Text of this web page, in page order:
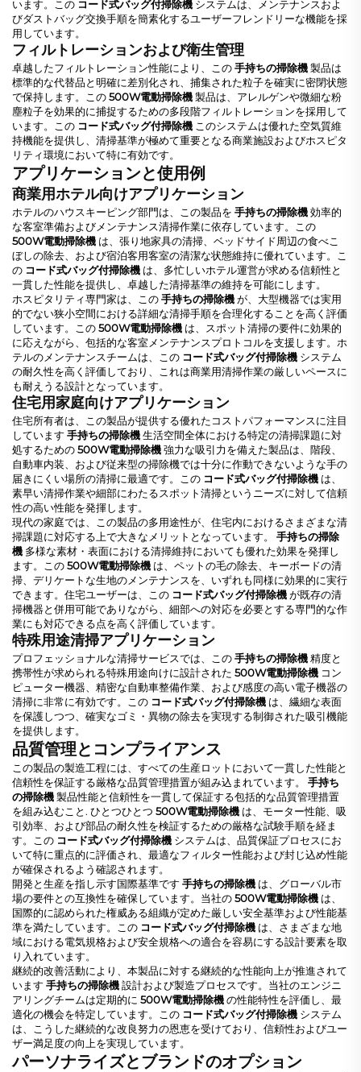
います。この コード式バッグ付掃除機 システムは、メンテナンスおよ
びダストバッグ交換手順を簡素化するユーザーフレンドリーな機能を採
用しています。
フィルトレーションおよび衛生管理
卓越したフィルトレーション性能により、この手持ちの掃除機製品は
標準的な代替品と明確に差別化され、捕集された粒子を確実に密閉状態
で保持します。この500W電動掃除機製品は、アレルゲンや微細な粉
塵粒子を効果的に捕捉するための多段階フィルトレーションを採用して
います。この コード式バッグ付掃除機 このシステムは優れた空気質維
持機能を提供し、清掃基準が極めて重要となる商業施設およびホスピタ
リティ環境において特に有効です。
アプリケーションと使用例
商業用ホテル向けアプリケーション
ホテルのハウスキーピング部門は、この製品を 手持ちの掃除機効率的
な客室準備およびメンテナンス清掃作業に依存しています。この
500W電動掃除機 は、張り地家具の清掃、ベッドサイド周辺の食べこ
ぼしの除去、および宿泊客用客室の清潔な状態維持に優れています。こ
の コード式バッグ付掃除機 は、多忙しいホテル運営が求める信頼性と
一貫した性能を提供し、卓越した清掃基準の維持を可能にします。
ホスピタリティ専門家は、この手持ちの掃除機が、大型機器では実用
的でない狭小空間における詳細な清掃手順を合理化することを高く評価
しています。この500W電動掃除機 は、スポット清掃の要件に効果的
に応えながら、包括的な客室メンテナンスプロトコルを支援します。ホ
テルのメンテナンスチームは、この コード式バッグ付掃除機 システム
の耐久性を高く評価しており、これは商業用清掃作業の厳しいペースに
も耐えうる設計となっています。
住宅用家庭向けアプリケーション
住宅所有者は、この製品が提供する優れたコストパフォーマンスに注目
しています 手持ちの掃除機生活空間全体における特定の清掃課題に対
処するための500W電動掃除機強力な吸引力を備えた製品は、階段、
自動車内装、および従来型の掃除機では十分に作動できないような手の
届きにくい場所の清掃に最適です。この コード式バッグ付掃除機 は、
素早い清掃作業や細部にわたるスポット清掃というニーズに対して信頼
性の高い性能を発揮します。
現代の家庭では、この製品の多用途性が、住宅内におけるさまざまな清
掃課題に対応する上で大きなメリットとなっています。 手持ちの掃除
機 多様な素材・表面における清掃維持においても優れた効果を発揮し
ます。この500W電動掃除機 は、ペットの毛の除去、キーボードの清
掃、デリケートな生地のメンテナンスを、いずれも同様に効果的に実行
できます。住宅ユーザーは、この コード式バッグ付掃除機が既存の清
掃機器と併用可能でありながら、細部への対応を必要とする専門的な作
業にも対応できる点を高く評価しています。
特殊用途清掃アプリケーション
プロフェッショナルな清掃サービスでは、この手持ちの掃除機精度と
携帯性が求められる特殊用途向けに設計された 500W電動掃除機 コン
ピューター機器、精密な自動車整備作業、および感度の高い電子機器の
清掃に非常に有効です。この コード式バッグ付掃除機 は、繊細な表面
を保護しつつ、確実なゴミ・異物の除去を実現する制御された吸引機能
を提供します。
品質管理とコンプライアンス
この製品の製造工程には、すべての生産ロットにおいて一貫した性能と
信頼性を保証する厳格な品質管理措置が組み込まれています。 手持ち
の掃除機製品性能と信頼性を一貫して保証する包括的な品質管理措置
を組み込むこと. ひとつひとつ 500W電動掃除機 は、モーター性能、吸
引効率、および部品の耐久性を検証するための厳格な試験手順を経ま
す。この コード式バッグ付掃除機 システムは、品質保証プロセスにお
いて特に重点的に評価され、最適なフィルター性能および封じ込め性能
が確保されるよう確認されます。
開発と生産を指し示す国際基準です 手持ちの掃除機 は、グローバル市
場の要件との互換性を確保しています。当社の500W電動掃除機 は、
国際的に認められた権威ある組織が定めた厳しい安全基準および性能基
準を満たしています。この コード式バッグ付掃除機 は、さまざまな地
域における電気規格および安全規格への適合を容易にする設計要素を取
り入れています。
継続的改善活動により、本製品に対する継続的な性能向上が推進されて
います 手持ちの掃除機設計および製造プロセスです。当社のエンジニ
アリングチームは定期的に 500W電動掃除機の性能特性を評価し、最
適化の機会を特定しています。この コード式バッグ付掃除機 システム
は、こうした継続的な改良努力の恩恵を受けており、信頼性およびユー
ザー満足度の向上を実現しています。
パーソナライズとブランドのオプション